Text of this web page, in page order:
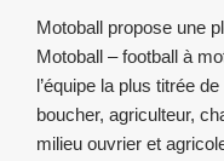
Motoball propose une
Motoball – football à
l’équipe la plus titrée
boucher, agriculteur,
milieu ouvrier et